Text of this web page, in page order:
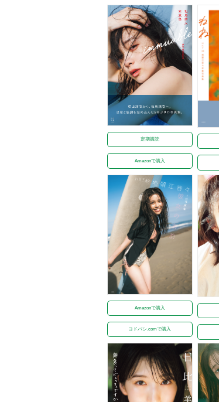
定期購読
Amazonで購入
Amazonで購入
ヨドバシ.comで購入